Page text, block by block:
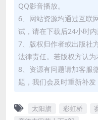
QQ影音播放。
6、网站资源均通过互联
试，请在下载后24小时内
7、版权归作者或出版社
法律责任。若版权方认为
8、资源有问题请加客服
题，我们会及时重新补发
太阳旗 彩虹桥